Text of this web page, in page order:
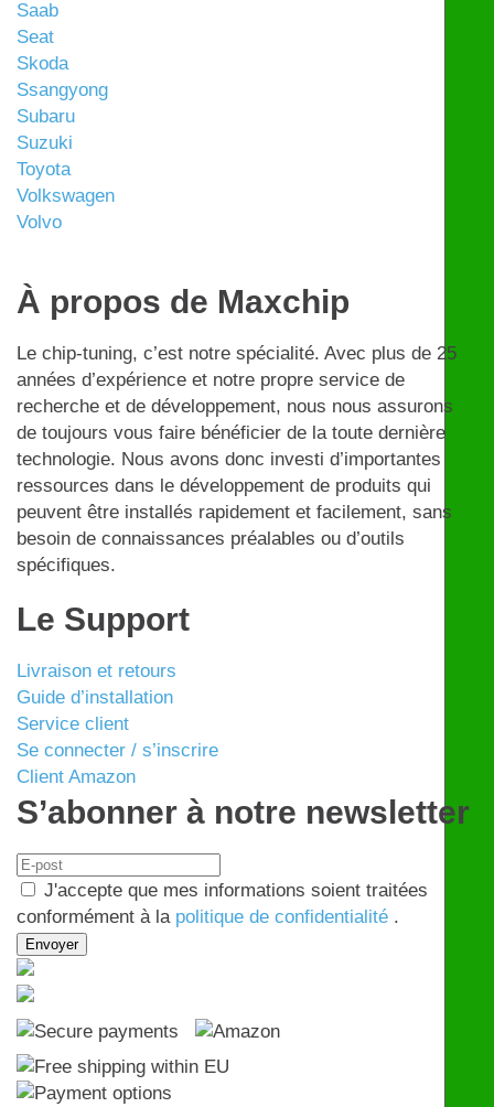
Saab
Seat
Skoda
Ssangyong
Subaru
Suzuki
Toyota
Volkswagen
Volvo
À propos de Maxchip
Le chip-tuning, c’est notre spécialité. Avec plus de 25
années d’expérience et notre propre service de
recherche et de développement, nous nous assurons
de toujours vous faire bénéficier de la toute dernière
technologie. Nous avons donc investi d’importantes
ressources dans le développement de produits qui
peuvent être installés rapidement et facilement, sans
besoin de connaissances préalables ou d’outils
spécifiques.
Le Support
Livraison et retours
Guide d’installation
Service client
Se connecter / s’inscrire
Client Amazon
S’abonner à notre newsletter
J'accepte que mes informations soient traitées
conformément à la politique de confidentialité .